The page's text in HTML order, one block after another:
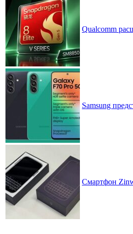
Qualcomm
Samsung
Смартфон